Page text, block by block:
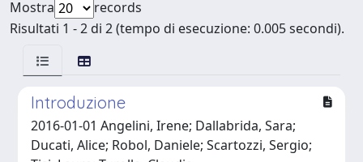
Mostra
records
Risultati 1 - 2 di 2 (tempo di esecuzione: 0.005 secondi).
Introduzione
2016-01-01 Angelini, Irene; Dallabrida, Sara;
Ducati, Alice; Robol, Daniele; Scartozzi, Sergio;